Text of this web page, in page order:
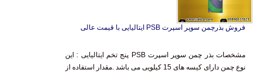
فروش بذرچمن سوپر اسپرت PSB ایتالیایی با قیمت عالی
مشخصات بذر چمن سوپر اسپرت PSB پنج تخم ایتالیایی : این
نوع چمن دارای کیسه های 15 کیلویی می باشد .مقدار استفاده از